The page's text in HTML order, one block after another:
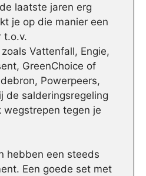
laatste jaren erg
je op die manier een
t.o.v.
Vattenfall, Engie,
GreenChoice of
Powerpeers,
de salderingsregeling
wegstrepen tegen je
hebben een steeds
Een goede set met